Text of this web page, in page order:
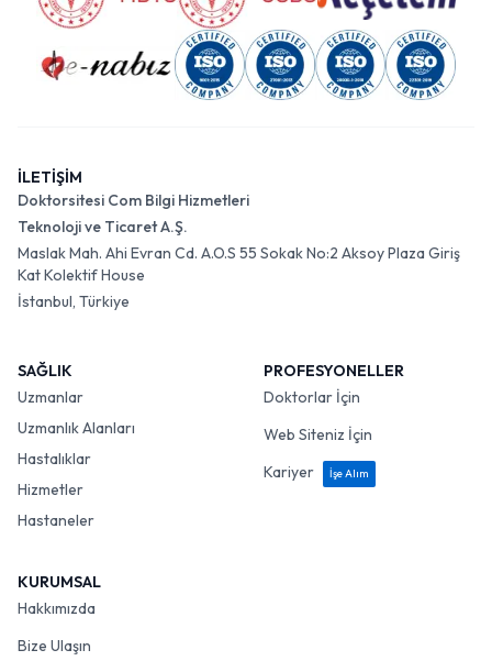
İLETİŞİM
Doktorsitesi Com Bilgi Hizmetleri
Teknoloji ve Ticaret A.Ş.
Maslak Mah. Ahi Evran Cd. A.O.S 55 Sokak No:2 Aksoy Plaza Giriş
Kat Kolektif House
İstanbul, Türkiye
SAĞLIK
Uzmanlar
Uzmanlık Alanları
Hastalıklar
Hizmetler
Hastaneler
PROFESYONELLER
Doktorlar İçin
Web Siteniz İçin
Kariyer
İşe Alım
KURUMSAL
Hakkımızda
Bize Ulaşın